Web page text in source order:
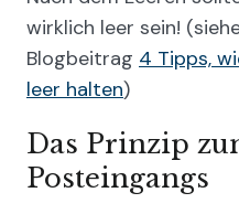
wirklich leer sein!
Blogbeitrag 4 Tipps,
leer halten)
Das Prinzip
Posteingangs